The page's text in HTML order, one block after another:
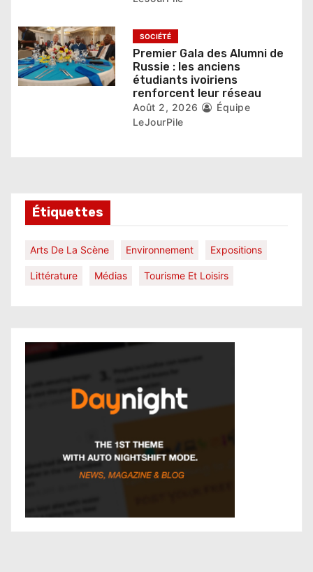
SOCIÉTÉ
Premier Gala des Alumni de
Russie : les anciens
étudiants ivoiriens
renforcent leur réseau
Août 2, 2026
Équipe
LeJourPile
Étiquettes
Arts De La Scène Environnement Expositions
Littérature Médias Tourisme Et Loisirs